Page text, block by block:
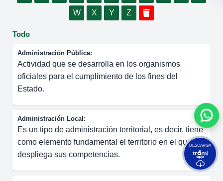
W X Y Z
Todo
Administración Pública:
​Actividad que se desarrolla en los organismos
oficiales para el cumplimiento de los fines del
Estado.
Administración Local:
​Es un tipo de administración territorial, es decir, tiene
como elemento fundamental el territorio en el que
despliega sus competencias.
DESCARGA